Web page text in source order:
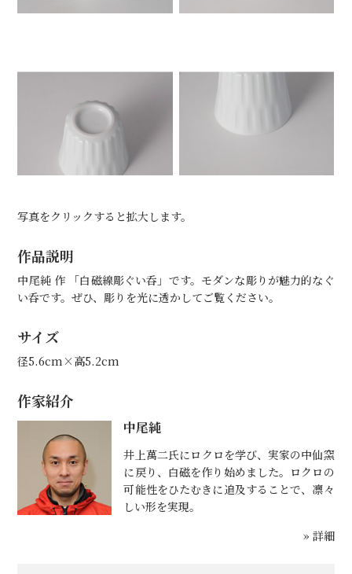
写真をクリックすると拡大します。
作品説明
中尾純 作 「白磁線彫ぐい呑」です。モダンな彫りが魅力的なぐ
い呑です。ぜひ、彫りを光に透かしてご覧ください。
サイズ
径5.6cm×高5.2cm
作家紹介
中尾純
井上萬二氏にロクロを学び、実家の中仙窯
に戻り、白磁を作り始めました。ロクロの
可能性をひたむきに追及することで、凛々
しい形を実現。
» 詳細